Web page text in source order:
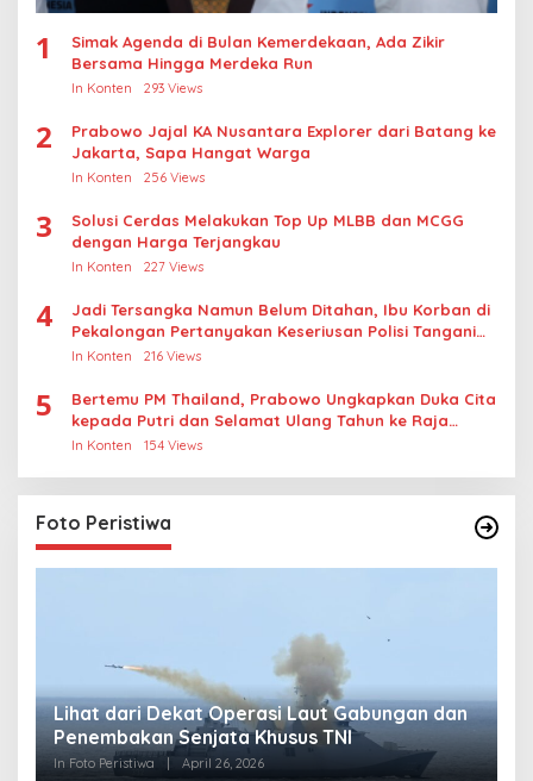
1
Simak Agenda di Bulan Kemerdekaan, Ada Zikir
Bersama Hingga Merdeka Run
In Konten 293 Views
2
Prabowo Jajal KA Nusantara Explorer dari Batang ke
Jakarta, Sapa Hangat Warga
In Konten 256 Views
3
Solusi Cerdas Melakukan Top Up MLBB dan MCGG
dengan Harga Terjangkau
In Konten 227 Views
4
Jadi Tersangka Namun Belum Ditahan, Ibu Korban di
Pekalongan Pertanyakan Keseriusan Polisi Tangani
Kasus Rudapksa Sampai Anaknya Hamil
In Konten 216 Views
5
Bertemu PM Thailand, Prabowo Ungkapkan Duka Cita
kepada Putri dan Selamat Ulang Tahun ke Raja
Thailand
In Konten 154 Views
Foto Peristiwa
Lihat dari Dekat Operasi Laut Gabungan dan
Penembakan Senjata Khusus TNI
In Foto Peristiwa April 26, 2026